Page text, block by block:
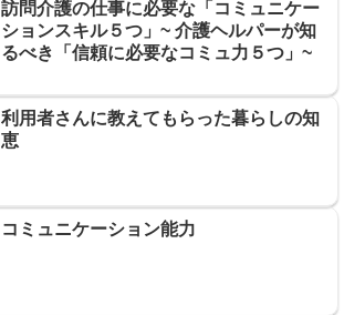
訪問介護の仕事に必要な「コミュニケー
ションスキル５つ」~ 介護ヘルパーが知
るべき「信頼に必要なコミュ力５つ」~
利用者さんに教えてもらった暮らしの知
恵
コミュニケーション能力